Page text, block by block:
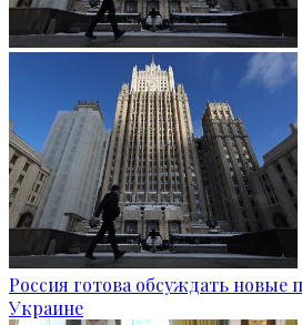
Россия готова обсуждать
Украине